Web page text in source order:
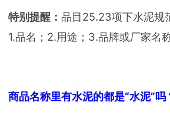
特别提醒： 品目25.23项下水泥规
1.品名；2.用途；3.品牌或厂家名称
商品名称里有水泥的都是“水泥”吗